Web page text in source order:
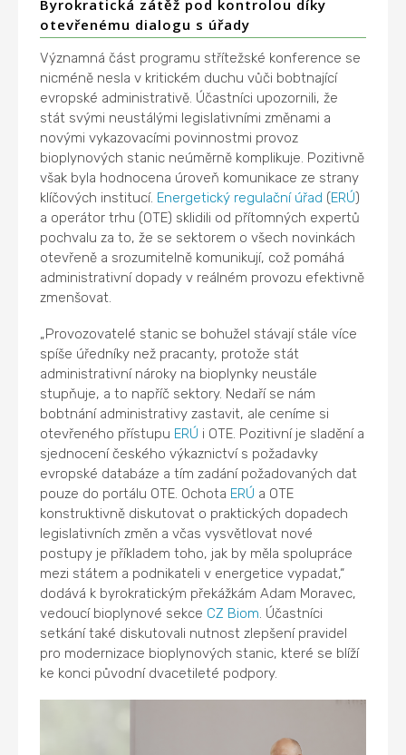
Byrokratická zátěž pod kontrolou díky
otevřenému dialogu s úřady
Významná část programu střítežské konference se
nicméně nesla v kritickém duchu vůči bobtnající
evropské administrativě. Účastníci upozornili, že
stát svými neustálými legislativními změnami a
novými vykazovacími povinnostmi provoz
bioplynových stanic neúměrně komplikuje. Pozitivně
však byla hodnocena úroveň komunikace ze strany
klíčových institucí. Energetický regulační úřad (ERÚ)
a operátor trhu (OTE) sklidili od přítomných expertů
pochvalu za to, že se sektorem o všech novinkách
otevřeně a srozumitelně komunikují, což pomáhá
administrativní dopady v reálném provozu efektivně
zmenšovat.
„Provozovatelé stanic se bohužel stávají stále více
spíše úředníky než pracanty, protože stát
administrativní nároky na bioplynky neustále
stupňuje, a to napříč sektory. Nedaří se nám
bobtnání administrativy zastavit, ale ceníme si
otevřeného přístupu ERÚ i OTE. Pozitivní je sladění a
sjednocení českého výkaznictví s požadavky
evropské databáze a tím zadání požadovaných dat
pouze do portálu OTE. Ochota ERÚ a OTE
konstruktivně diskutovat o praktických dopadech
legislativních změn a včas vysvětlovat nové
postupy je příkladem toho, jak by měla spolupráce
mezi státem a podnikateli v energetice vypadat,“
dodává k byrokratickým překážkám Adam Moravec,
vedoucí bioplynové sekce CZ Biom. Účastníci
setkání také diskutovali nutnost zlepšení pravidel
pro modernizace bioplynových stanic, které se blíží
ke konci původní dvacetileté podpory.